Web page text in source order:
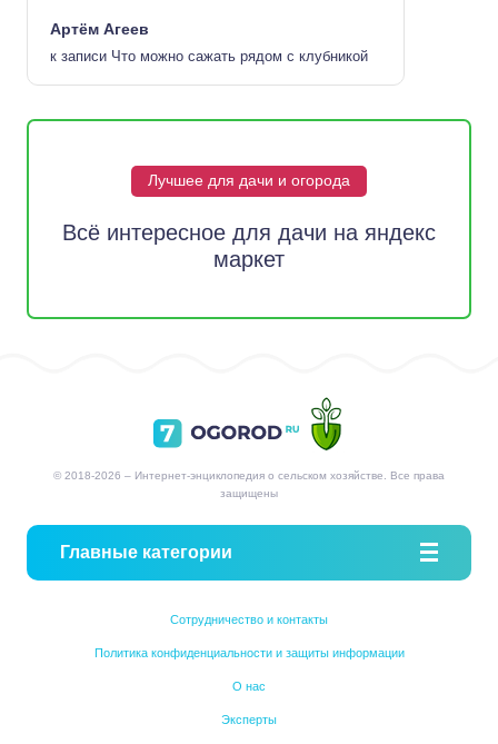
Артём Агеев
к записи Что можно сажать рядом с клубникой
Лучшее для дачи и огорода
Всё интересное для дачи на яндекс
маркет
© 2018-2026 – Интернет-энциклопедия о сельском хозяйстве. Все права
защищены
Главные категории
Сотрудничество и контакты
Политика конфиденциальности и защиты информации
О нас
Эксперты